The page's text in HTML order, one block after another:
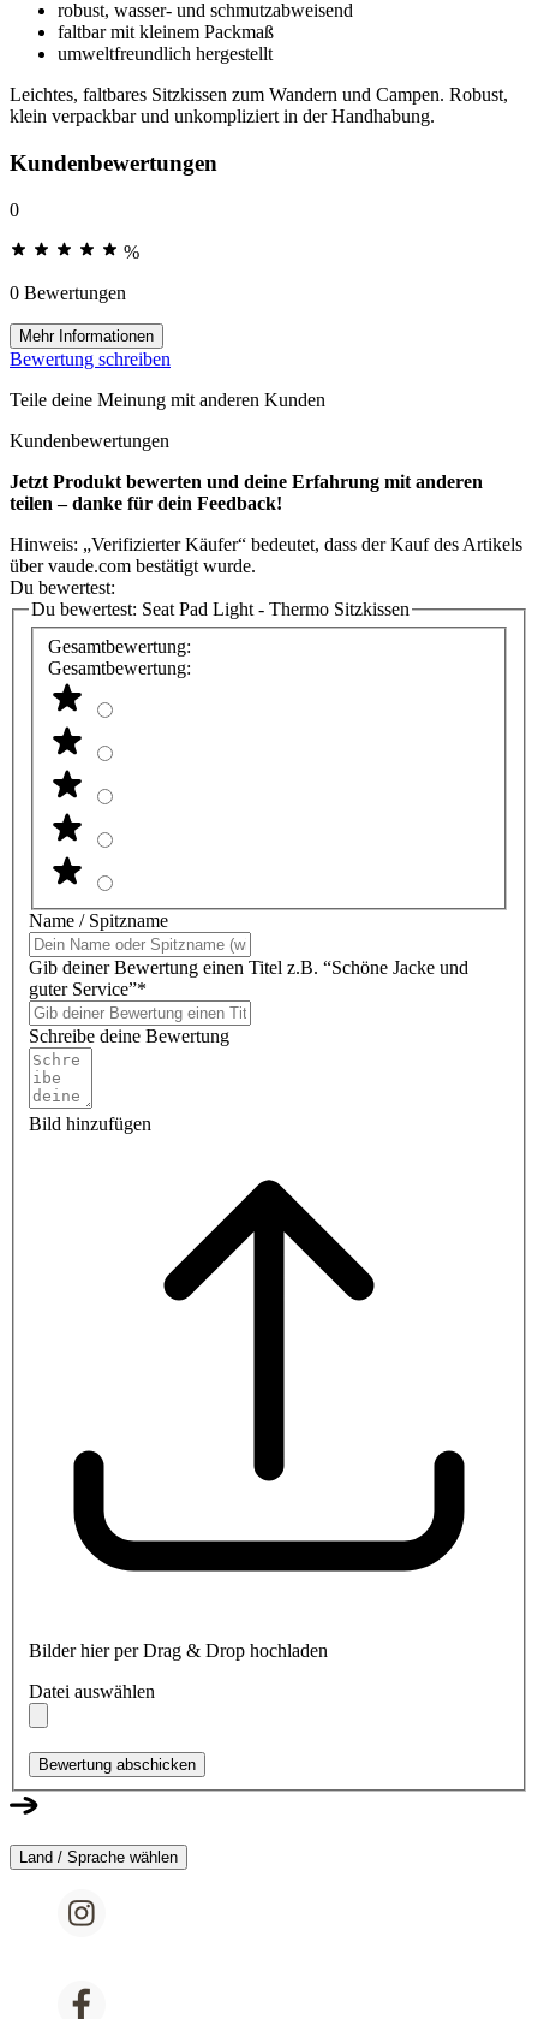
robust, wasser- und schmutzabweisend
faltbar mit kleinem Packmaß
umweltfreundlich hergestellt
Leichtes, faltbares Sitzkissen zum Wandern und Campen. Robust,
klein verpackbar und unkompliziert in der Handhabung.
Kundenbewertungen
0
%
0 Bewertungen
Mehr Informationen
Bewertung schreiben
Teile deine Meinung mit anderen Kunden
Kundenbewertungen
Jetzt Produkt bewerten und deine Erfahrung mit anderen
teilen – danke für dein Feedback!
Hinweis: „Verifizierter Käufer“ bedeutet, dass der Kauf des Artikels
über vaude.com bestätigt wurde.
Du bewertest:
Du bewertest: Seat Pad Light - Thermo Sitzkissen
Gesamtbewertung:
Gesamtbewertung:
Name / Spitzname
Gib deiner Bewertung einen Titel z.B. “Schöne Jacke und
guter Service”*
Schreibe deine Bewertung
Bild hinzufügen
Bilder hier per Drag & Drop hochladen
Datei auswählen
Bewertung abschicken
Land / Sprache wählen